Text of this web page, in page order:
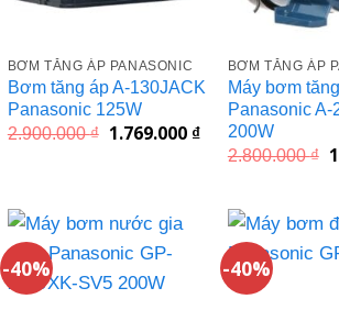
BƠM TĂNG ÁP PANASONIC
Bơm tăng áp A-130JACK
Panasonic 125W
2.900.000₫
Giá
1.769.000 ₫Giá
hiện
BƠM TĂNG ÁP
Máy bơm
Panasonic A-
200W
2.800.000₫
-40% -40%